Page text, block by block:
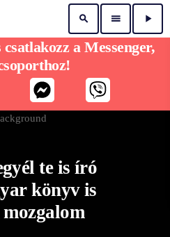
search menu play_arrow
te is író
könyv is
a Messenger,